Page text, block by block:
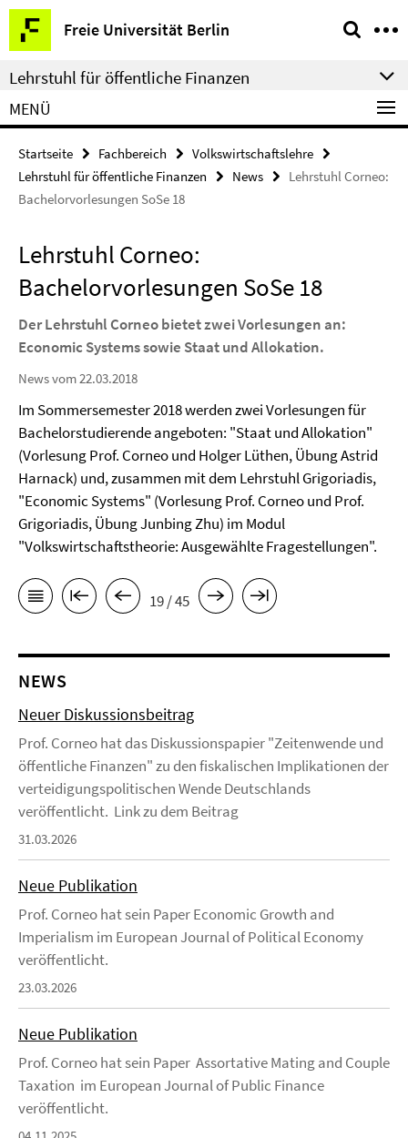
Springe
direkt
zu
Inhalt
Freie Universität Berlin
Service-
Navigation
Lehrstuhl für öffentliche Finanzen
MENÜ
Startseite Fachbereich
Volkswirtschaftslehre
Lehrstuhl für öffentliche Finanzen
News
Lehrstuhl Corneo:
Bachelorvorlesungen SoSe 18
Lehrstuhl Corneo:
Bachelorvorlesungen SoSe 18
Der Lehrstuhl Corneo bietet zwei Vorlesungen an:
Economic Systems sowie Staat und Allokation.
News vom 22.03.2018
Im Sommersemester 2018 werden zwei Vorlesungen für
Bachelorstudierende angeboten: "Staat und Allokation"
(Vorlesung Prof. Corneo und Holger Lüthen, Übung Astrid
Harnack) und, zusammen mit dem Lehrstuhl Grigoriadis,
"Economic Systems" (Vorlesung Prof. Corneo und Prof.
Grigoriadis, Übung Junbing Zhu) im Modul
"Volkswirtschaftstheorie: Ausgewählte Fragestellungen".
19 / 45
NEWS
Neuer Diskussionsbeitrag
Prof. Corneo hat das Diskussionspapier "Zeitenwende und
öffentliche Finanzen" zu den fiskalischen Implikationen der
verteidigungspolitischen Wende Deutschlands
veröffentlicht. Link zu dem Beitrag
31.03.2026
Neue Publikation
Prof. Corneo hat sein Paper Economic Growth and
Imperialism im European Journal of Political Economy
veröffentlicht.
23.03.2026
Neue Publikation
Prof. Corneo hat sein Paper Assortative Mating and Couple
Taxation im European Journal of Public Finance
veröffentlicht.